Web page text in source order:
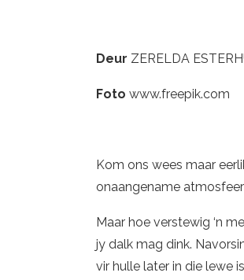
Deur ZERELDA
Foto www.freepik.com
Kom ons wees maar
onaangename atmosfeer
Maar hoe verstewig ‘n
jy dalk mag dink.
vir hulle later in die lewe